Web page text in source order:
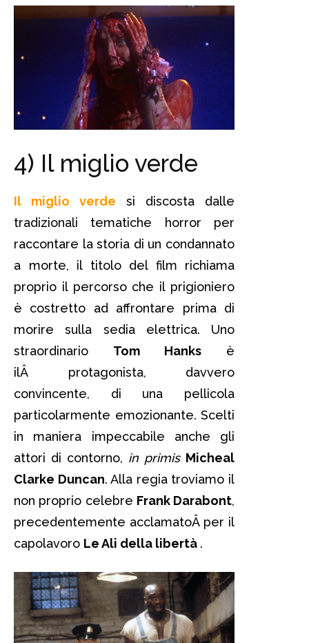
4) Il miglio verde
Il miglio verde si discosta dalle
tradizionali tematiche horror per
raccontare la storia di un condannato
a morte, il titolo del film richiama
proprio il percorso che il prigioniero
è costretto ad affrontare prima di
morire sulla sedia elettrica. Uno
straordinario Tom Hanks è
ilÂ protagonista, davvero
convincente, di una pellicola
particolarmente emozionante. Scelti
in maniera impeccabile anche gli
attori di contorno, in primis Micheal
Clarke Duncan. Alla regia troviamo il
non proprio celebre Frank Darabont,
precedentemente acclamatoÂ per il
capolavoro Le Ali della libertà .